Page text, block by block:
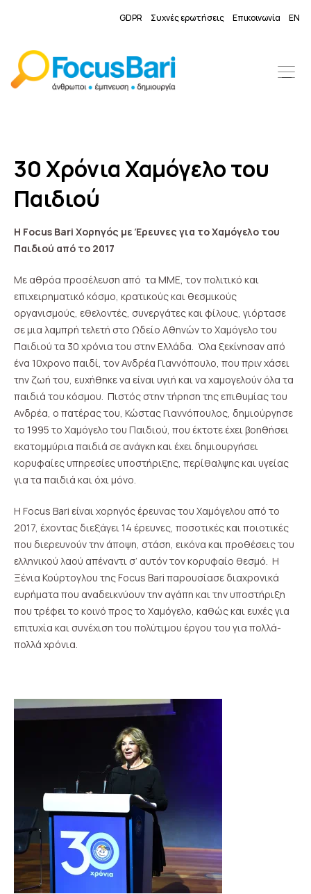
GDPR Συχνές ερωτήσεις Επικοινωνία EN
30 Χρόνια Χαμόγελο του
Παιδιού
H Focus Bari Χορηγός με Έρευνες για το Χαμόγελο του
Παιδιού από το 2017
Με αθρόα προσέλευση από τα ΜΜΕ, τον πολιτικό και
επιχειρηματικό κόσμο, κρατικούς και θεσμικούς
οργανισμούς, εθελοντές, συνεργάτες και φίλους, γιόρτασε
σε μια λαμπρή τελετή στο Ωδείο Αθηνών το Χαμόγελο του
Παιδιού τα 30 χρόνια του στην Ελλάδα. Όλα ξεκίνησαν από
ένα 10χρονο παιδί, τον Ανδρέα Γιαννόπουλο, που πριν χάσει
την ζωή του, ευχήθηκε να είναι υγιή και να χαμογελούν όλα τα
παιδιά του κόσμου. Πιστός στην τήρηση της επιθυμίας του
Ανδρέα, ο πατέρας του, Κώστας Γιαννόπουλος, δημιούργησε
το 1995 το Χαμόγελο του Παιδιού, που έκτοτε έχει βοηθήσει
εκατομμύρια παιδιά σε ανάγκη και έχει δημιουργήσει
κορυφαίες υπηρεσίες υποστήριξης, περίθαλψης και υγείας
για τα παιδιά και όχι μόνο.
Η Focus Bari είναι χορηγός έρευνας του Χαμόγελου από το
2017, έχοντας διεξάγει 14 έρευνες, ποσοτικές και ποιοτικές
που διερευνούν την άποψη, στάση, εικόνα και προθέσεις του
ελληνικού λαού απέναντι σ’ αυτόν τον κορυφαίο θεσμό. Η
Ξένια Κούρτογλου της Focus Bari παρουσίασε διαχρονικά
ευρήματα που αναδεικνύουν την αγάπη και την υποστήριξη
που τρέφει το κοινό προς το Χαμόγελο, καθώς και ευχές για
επιτυχία και συνέχιση του πολύτιμου έργου του για πολλά-
πολλά χρόνια.